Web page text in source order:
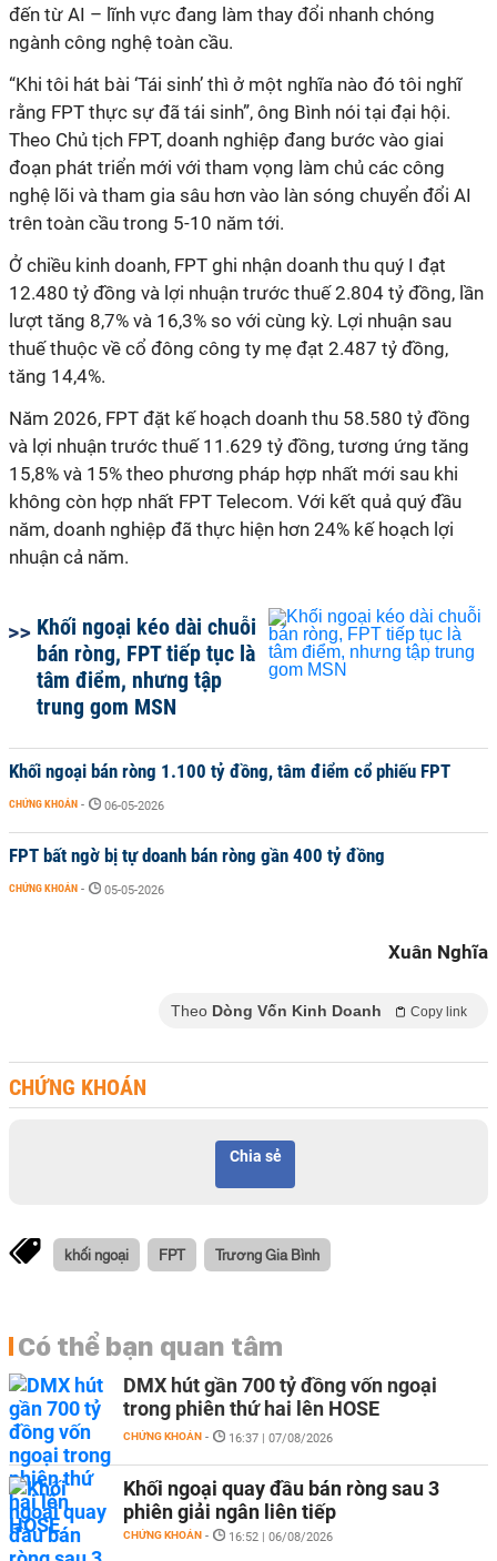
đến từ AI – lĩnh vực đang làm thay đổi nhanh chóng
ngành công nghệ toàn cầu.
“Khi tôi hát bài ‘Tái sinh’ thì ở một nghĩa nào đó tôi nghĩ
rằng FPT thực sự đã tái sinh”, ông Bình nói tại đại hội.
Theo Chủ tịch FPT, doanh nghiệp đang bước vào giai
đoạn phát triển mới với tham vọng làm chủ các công
nghệ lõi và tham gia sâu hơn vào làn sóng chuyển đổi AI
trên toàn cầu trong 5-10 năm tới.
Ở chiều kinh doanh, FPT ghi nhận doanh thu quý I đạt
12.480 tỷ đồng và lợi nhuận trước thuế 2.804 tỷ đồng, lần
lượt tăng 8,7% và 16,3% so với cùng kỳ. Lợi nhuận sau
thuế thuộc về cổ đông công ty mẹ đạt 2.487 tỷ đồng,
tăng 14,4%.
Năm 2026, FPT đặt kế hoạch doanh thu 58.580 tỷ đồng
và lợi nhuận trước thuế 11.629 tỷ đồng, tương ứng tăng
15,8% và 15% theo phương pháp hợp nhất mới sau khi
không còn hợp nhất FPT Telecom. Với kết quả quý đầu
năm, doanh nghiệp đã thực hiện hơn 24% kế hoạch lợi
nhuận cả năm.
Khối ngoại kéo dài chuỗi
bán ròng, FPT tiếp tục là
tâm điểm, nhưng tập
trung gom MSN
Khối ngoại bán ròng 1.100 tỷ đồng, tâm điểm cổ phiếu FPT
CHỨNG KHOÁN - 06-05-2026
FPT bất ngờ bị tự doanh bán ròng gần 400 tỷ đồng
CHỨNG KHOÁN - 05-05-2026
Xuân Nghĩa
Theo Dòng Vốn Kinh Doanh Copy link
CHỨNG KHOÁN
Chia sẻ
khối ngoại FPT Trương Gia Bình
Có thể bạn quan tâm
DMX hút gần 700 tỷ đồng vốn ngoại
trong phiên thứ hai lên HOSE
CHỨNG KHOÁN - 16:37 | 07/08/2026
Khối ngoại quay đầu bán ròng sau 3
phiên giải ngân liên tiếp
CHỨNG KHOÁN - 16:52 | 06/08/2026